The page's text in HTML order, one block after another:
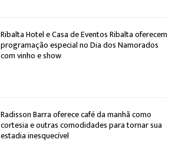
Ribalta Hotel e Casa de Eventos Ribalta oferecem
programação especial no Dia dos Namorados
com vinho e show
Radisson Barra oferece café da manhã como
cortesia e outras comodidades para tornar sua
estadia inesquecível